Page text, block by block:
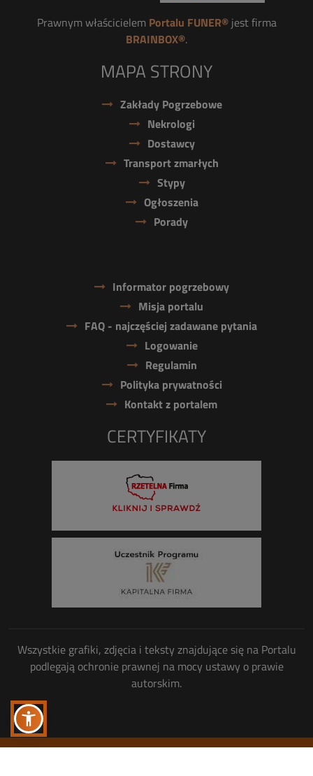
Prawnym właścicielem Portalu FUNER®jest firma
BRAINBOX®.
MAPA STRONY
Zakłady Pogrzebowe
Nekrologi
Dostawcy
Transport zmarłych
Stypy
Ogłoszenia
Porady
Informator pogrzebowy
Misja portalu
FAQ - najczęściej zadawane pytania
Logowanie
Regulamin
Polityka prywatności
Kontakt z portalem
CERTYFIKATY
Wszystkie grafiki, zdjęcia i teksty znajdujące się na Portalu
podlegają ochronie prawnej na mocy ustawy o prawie
autorskim.